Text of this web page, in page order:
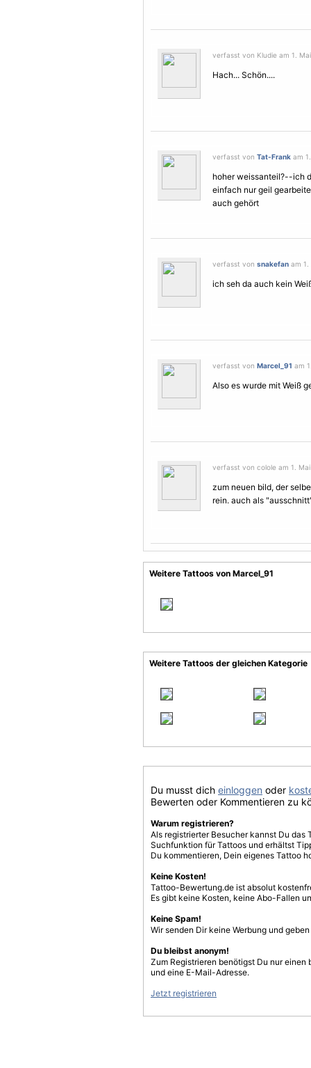
verfasst von Kludie am 1.
Hach... Schön....
verfasst von Tat-Frank am
hoher weissanteil?--ich
einfach nur geil
auch gehört
verfasst von snakefan am 1.
ich seh da auch kein
verfasst von Marcel_91 am
Also es wurde mit Weiß
verfasst von colole am 1.
zum neuen bild, der
rein. auch als
Weitere Tattoos von Marcel_91
Weitere Tattoos der gleichen Kategorie
Du musst dich einloggen oder
Bewerten oder Kommentieren zu
Warum registrieren?
Als registrierter Besucher kannst Du
Suchfunktion für Tattoos und erhältst
Du kommentieren, Dein eigenes Tattoo
Keine Kosten!
Tattoo-Bewertung.de ist absolut
Es gibt keine Kosten, keine Abo-Fallen
Keine Spam!
Wir senden Dir keine Werbung und
Du bleibst anonym!
Zum Registrieren benötigst Du nur einen
und eine E-Mail-Adresse.
Jetzt registrieren